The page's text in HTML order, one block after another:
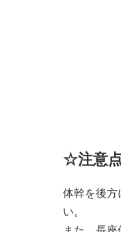
☆注意
体幹を後方
い。